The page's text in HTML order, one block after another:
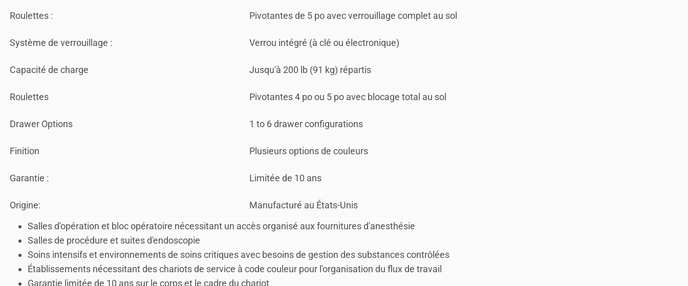
Roulettes : Pivotantes de 5 po avec verrouillage complet au sol
Système de verrouillage : Verrou intégré (à clé ou électronique)
Capacité de charge Jusqu'à 200 lb (91 kg) répartis
Roulettes Pivotantes 4 po ou 5 po avec blocage total au sol
Drawer Options 1 to 6 drawer configurations
Finition Plusieurs options de couleurs
Garantie : Limitée de 10 ans
Origine:
Manufacturé au États-Unis
Salles d'opération et bloc opératoire nécessitant un accès organisé aux fournitures d'anesthésie
Salles de procédure et suites d'endoscopie
Soins intensifs et environnements de soins critiques avec besoins de gestion des substances contrôlées
Établissements nécessitant des chariots de service à code couleur pour l'organisation du flux de travail
Garantie limitée de 10 ans sur le corps et le cadre du chariot